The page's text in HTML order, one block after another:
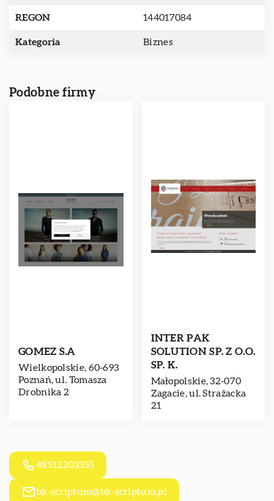
REGON 144017084
Kategoria Biznes
Podobne firmy
GOMEZ S.A
Wielkopolskie, 60-693
Poznań, ul. Tomasza
Drobnika 2
INTER PAK
SOLUTION SP. Z O.O.
SP. K.
Małopolskie, 32-070
Zagacie, ul. Strażacka
21
48512203355
bk-scriptum@bk-scriptum.pl